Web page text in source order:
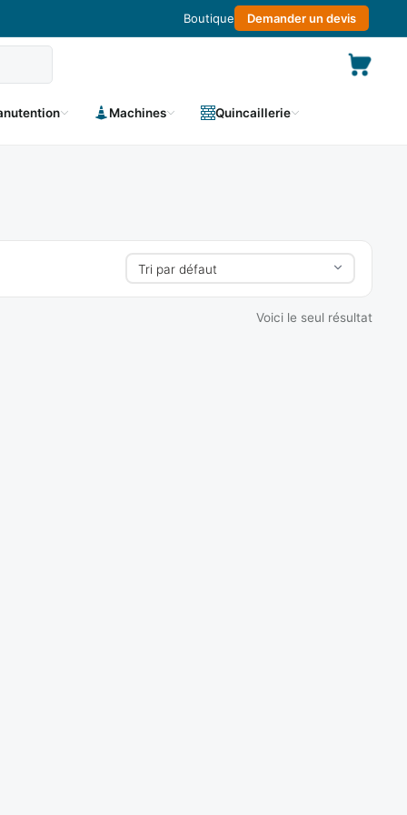
Boutique Demander un devis
Machines Quincaillerie
Voici le seul résultat